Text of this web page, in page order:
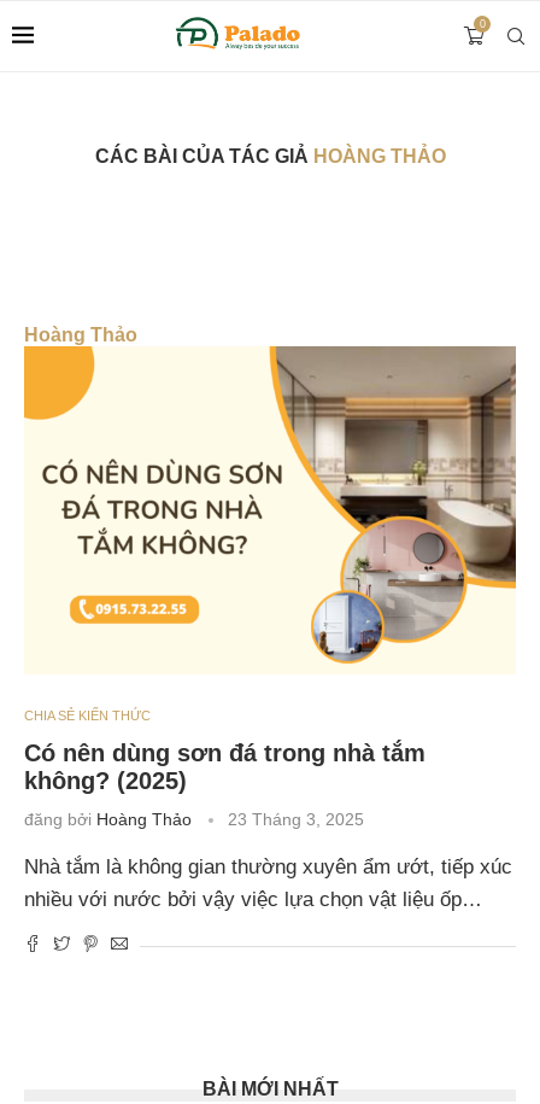
0
CÁC BÀI CỦA TÁC GIẢ HOÀNG THẢO
Hoàng Thảo
CHIA SẺ KIẾN THỨC
Có nên dùng sơn đá trong nhà tắm
không? (2025)
đăng bởi Hoàng Thảo 23 Tháng 3, 2025
Nhà tắm là không gian thường xuyên ẩm ướt, tiếp xúc
nhiều với nước bởi vậy việc lựa chọn vật liệu ốp…
BÀI MỚI NHẤT